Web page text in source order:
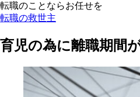
転職のことならお任せを
転職の救世主
育児の為に離職期間